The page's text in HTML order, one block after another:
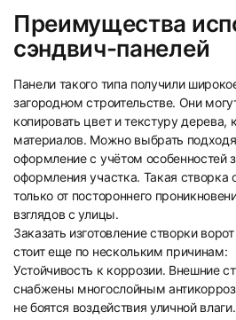
Преимущества
сэндвич-панелей
Панели такого типа получили
загородном строительстве. Они
копировать цвет и текстуру дерева,
материалов. Можно выбрать
оформление с учётом особенностей
оформления участка. Такая створка
только от постороннего
взглядов с улицы.
Заказать изготовление створки
стоит еще по нескольким причинам:
Устойчивость к коррозии. Внешние
снабжены многослойным
не боятся воздействия уличной влаги.